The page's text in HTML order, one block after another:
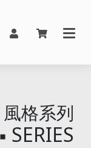
風格系列
SERIES